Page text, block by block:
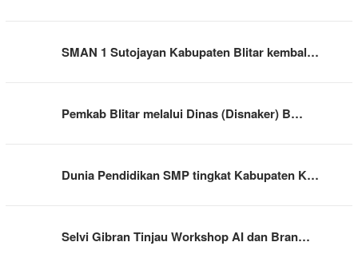
SMAN 1 Sutojayan Kabupaten Blitar kembal…
Pemkab Blitar melalui Dinas (Disnaker) B…
Dunia Pendidikan SMP tingkat Kabupaten K…
Selvi Gibran Tinjau Workshop AI dan Bran…